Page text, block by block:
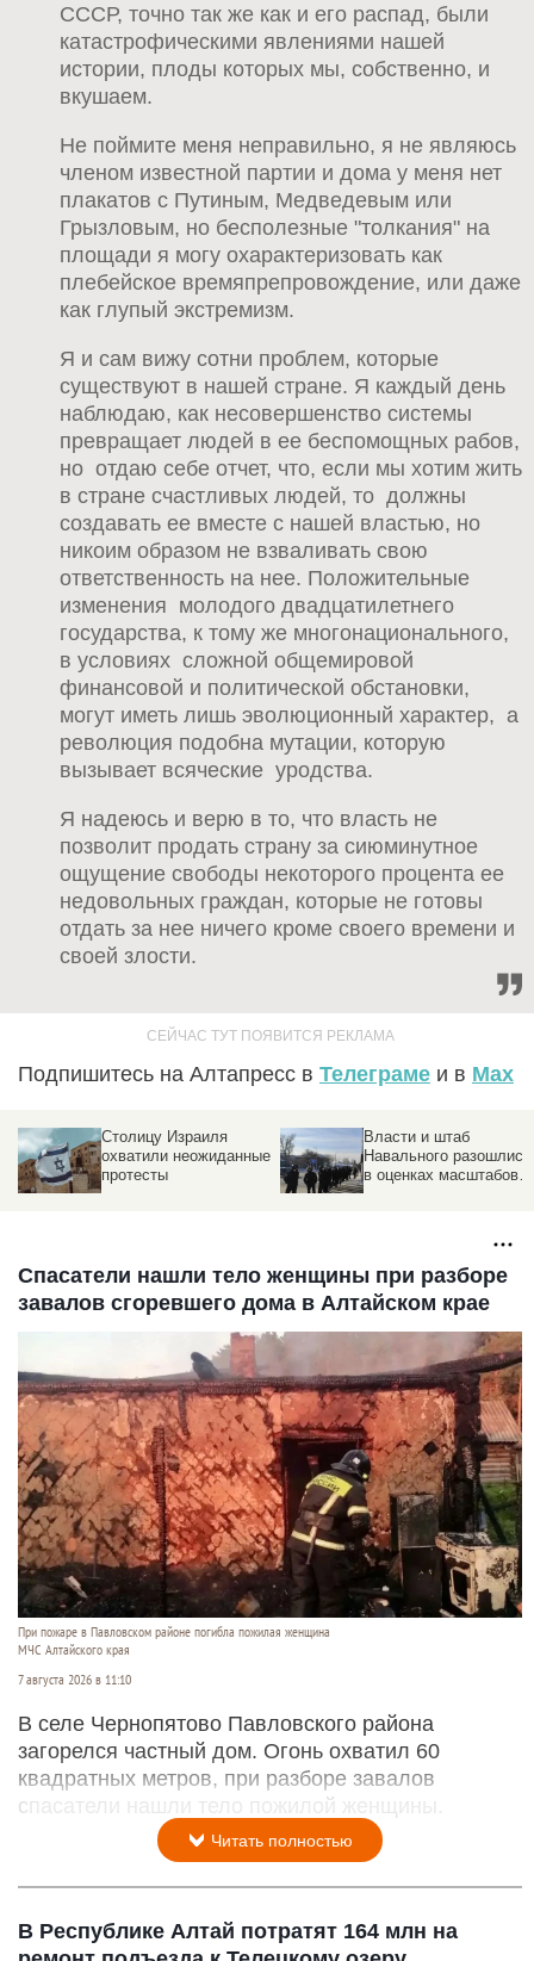
СССР, точно так же как и его распад, были
катастрофическими явлениями нашей
истории, плоды которых мы, собственно, и
вкушаем.
Не поймите меня неправильно, я не являюсь
членом известной партии и дома у меня нет
плакатов с Путиным, Медведевым или
Грызловым, но бесполезные "толкания" на
площади я могу охарактеризовать как
плебейское времяпрепровождение, или даже
как глупый экстремизм.
Я и сам вижу сотни проблем, которые
существуют в нашей стране. Я каждый день
наблюдаю, как несовершенство системы
превращает людей в ее беспомощных рабов,
но отдаю себе отчет, что, если мы хотим жить
в стране счастливых людей, то должны
создавать ее вместе с нашей властью, но
никоим образом не взваливать свою
ответственность на нее. Положительные
изменения молодого двадцатилетнего
государства, к тому же многонационального,
в условиях сложной общемировой
финансовой и политической обстановки,
могут иметь лишь эволюционный характер, а
революция подобна мутации, которую
вызывает всяческие уродства.
Я надеюсь и верю в то, что власть не
позволит продать страну за сиюминутное
ощущение свободы некоторого процента ее
недовольных граждан, которые не готовы
отдать за нее ничего кроме своего времени и
своей злости.
Подпишитесь на Алтапресс в Телеграме и в Max
Столицу Израиля
охватили неожиданные
протесты
Власти и штаб
Навального разошлись
в оценках масштабов
Спасатели нашли тело женщины при разборе
завалов сгоревшего дома в Алтайском крае
При пожаре в Павловском районе погибла пожилая женщина
МЧС Алтайского края
7 августа 2026 в 11:10
В селе Чернопятово Павловского района
загорелся частный дом. Огонь охватил 60
квадратных метров, при разборе завалов
спасатели нашли тело пожилой женщины.
Читать полностью
В Республике Алтай потратят 164 млн на